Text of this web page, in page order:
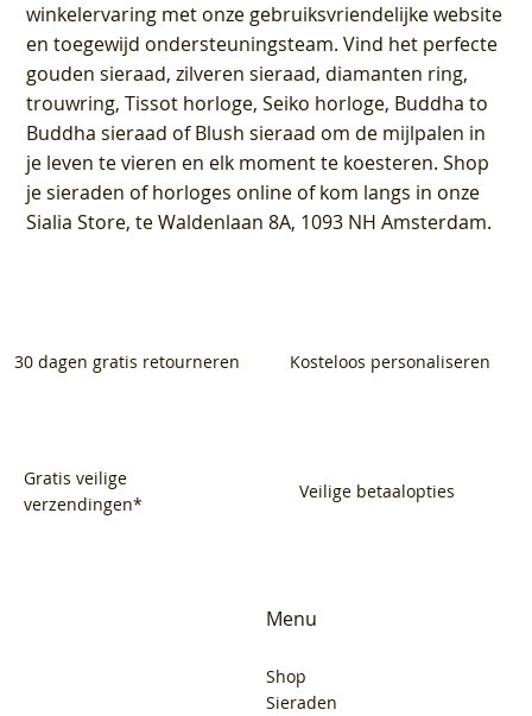
winkelervaring met onze gebruiksvriendelijke website
en toegewijd ondersteuningsteam. Vind het perfecte
gouden sieraad, zilveren sieraad, diamanten ring,
trouwring, Tissot horloge, Seiko horloge, Buddha to
Buddha sieraad of Blush sieraad om de mijlpalen in
je leven te vieren en elk moment te koesteren. Shop
je sieraden of horloges online of kom langs in onze
Sialia Store, te Waldenlaan 8A, 1093 NH Amsterdam.
30 dagen gratis retourneren Kosteloos personaliseren
Gratis veilige
verzendingen*
Veilige betaalopties
Menu
Shop
Sieraden